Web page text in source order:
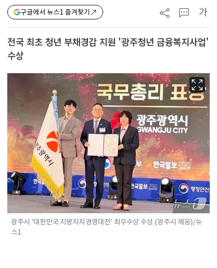
구글에서 뉴스1 즐겨찾기 가
전국 최초 청년 부채경감 지원 '광주청년 금융복지사업'
수상
광주시 '대한민국 지방자치경영대전' 최우수상 수상.(광주시 제공)/뉴
스1